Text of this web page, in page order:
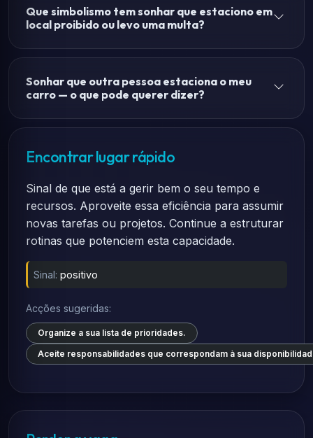
Que simbolismo tem sonhar que estaciono em
local proibido ou levo uma multa?
Sonhar que outra pessoa estaciona o meu
carro — o que pode querer dizer?
Encontrar lugar rápido
Sinal de que está a gerir bem o seu tempo e
recursos. Aproveite essa eficiência para assumir
novas tarefas ou projetos. Continue a estruturar
rotinas que potenciem esta capacidade.
Sinal: positivo
Acções sugeridas:
Organize a sua lista de prioridades.
Aceite responsabilidades que correspondam à sua